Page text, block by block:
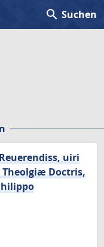
search Suchen
uiri
Doctris,